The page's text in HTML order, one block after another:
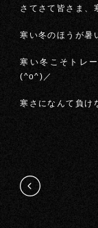
さてさて皆さま、
寒い冬のほうが暑
寒い冬こそトレ
(^o^)／
寒さになんて負け